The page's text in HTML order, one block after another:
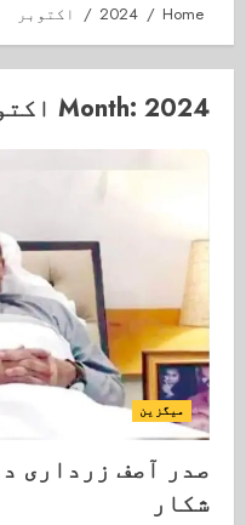
Home
2024 اکتوبر
Month: 2024 اکتوبر
میگزین
صدر آصف زرداری
شکار